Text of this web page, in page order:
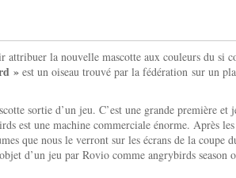
attribuer la nouvelle mascotte aux couleurs du si
» est un oiseau trouvé par la fédération sur un
sortie d’un jeu. C’est une grande première et
est une machine commerciale énorme. Après
que nous le verront sur les écrans de la coupe
d’un jeu par Rovio comme angrybirds season